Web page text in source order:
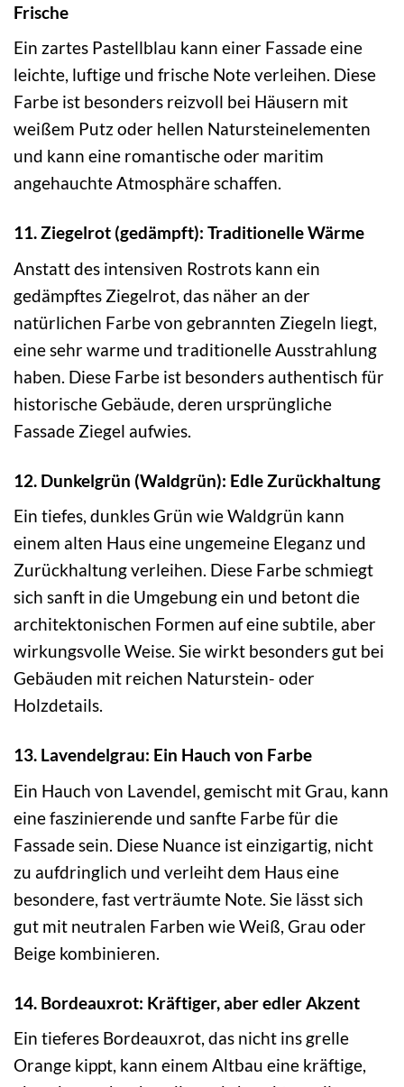
Frische
Ein zartes Pastellblau kann einer Fassade eine
leichte, luftige und frische Note verleihen. Diese
Farbe ist besonders reizvoll bei Häusern mit
weißem Putz oder hellen Natursteinelementen
und kann eine romantische oder maritim
angehauchte Atmosphäre schaffen.
11. Ziegelrot (gedämpft): Traditionelle Wärme
Anstatt des intensiven Rostrots kann ein
gedämpftes Ziegelrot, das näher an der
natürlichen Farbe von gebrannten Ziegeln liegt,
eine sehr warme und traditionelle Ausstrahlung
haben. Diese Farbe ist besonders authentisch für
historische Gebäude, deren ursprüngliche
Fassade Ziegel aufwies.
12. Dunkelgrün (Waldgrün): Edle Zurückhaltung
Ein tiefes, dunkles Grün wie Waldgrün kann
einem alten Haus eine ungemeine Eleganz und
Zurückhaltung verleihen. Diese Farbe schmiegt
sich sanft in die Umgebung ein und betont die
architektonischen Formen auf eine subtile, aber
wirkungsvolle Weise. Sie wirkt besonders gut bei
Gebäuden mit reichen Naturstein- oder
Holzdetails.
13. Lavendelgrau: Ein Hauch von Farbe
Ein Hauch von Lavendel, gemischt mit Grau, kann
eine faszinierende und sanfte Farbe für die
Fassade sein. Diese Nuance ist einzigartig, nicht
zu aufdringlich und verleiht dem Haus eine
besondere, fast verträumte Note. Sie lässt sich
gut mit neutralen Farben wie Weiß, Grau oder
Beige kombinieren.
14. Bordeauxrot: Kräftiger, aber edler Akzent
Ein tieferes Bordeauxrot, das nicht ins grelle
Orange kippt, kann einem Altbau eine kräftige,